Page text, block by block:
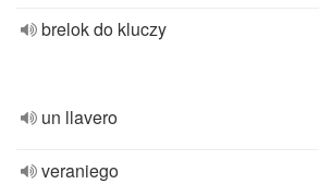
brelok do kluczy
un llavero
veraniego